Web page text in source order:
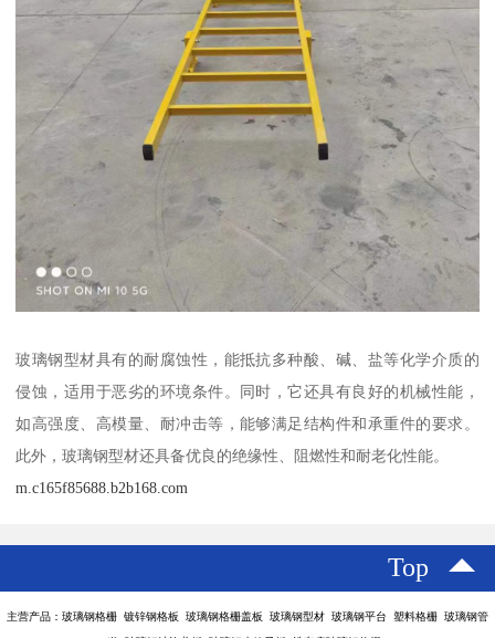
玻璃钢型材具有的耐腐蚀性，能抵抗多种酸、碱、盐等化学介质的
侵蚀，适用于恶劣的环境条件。同时，它还具有良好的机械性能，
如高强度、高模量、耐冲击等，能够满足结构件和承重件的要求。
此外，玻璃钢型材还具备优良的绝缘性、阻燃性和耐老化性能。
m.c165f85688.b2b168.com
Top
主营产品：玻璃钢格栅 镀锌钢格板 玻璃钢格栅盖板 玻璃钢型材 玻璃钢平台 塑料格栅 玻璃钢管